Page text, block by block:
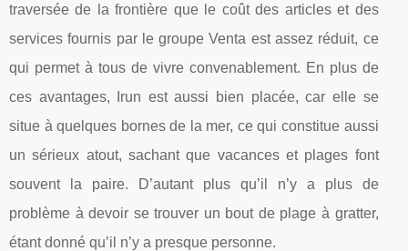
traversée de la frontière que le coût des articles et des
services fournis par le groupe Venta est assez réduit, ce
qui permet à tous de vivre convenablement. En plus de
ces avantages, Irun est aussi bien placée, car elle se
situe à quelques bornes de la mer, ce qui constitue aussi
un sérieux atout, sachant que vacances et plages font
souvent la paire. D’autant plus qu’il n’y a plus de
problème à devoir se trouver un bout de plage à gratter,
étant donné qu’il n’y a presque personne.